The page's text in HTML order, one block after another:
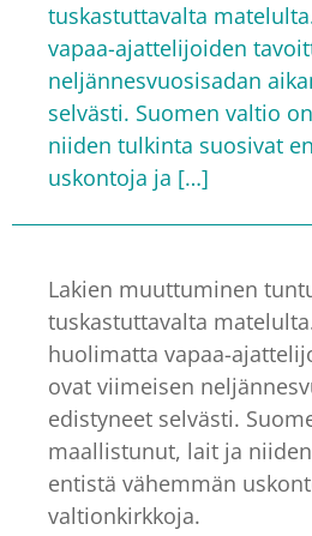
tuskastuttavalta
vapaa-ajattelijoiden
neljännesvuosisadan
selvästi. Suomen valtio
niiden tulkinta suosivat
uskontoja ja […]
Lakien muuttuminen
tuskastuttavalta
huolimatta vapaa-
ovat viimeisen
edistyneet selvästi.
maallistunut, lait ja
entistä vähemmän
valtionkirkkoja.